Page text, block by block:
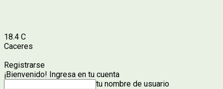
18.4 C
Caceres
Registrarse
¡Bienvenido! Ingresa en tu cuenta
tu nombre de usuario